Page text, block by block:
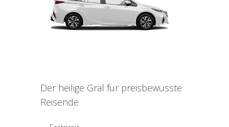
Der heilige Gral für preisbewusste
Reisende